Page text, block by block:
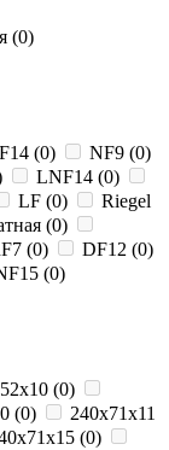
(0)
(0) NF9 (0)
LNF14 (0)
LF (0)
Riegel
(0)
(0) DF12 (0)
(0)
(0)
(0)
240x71x11
(0)